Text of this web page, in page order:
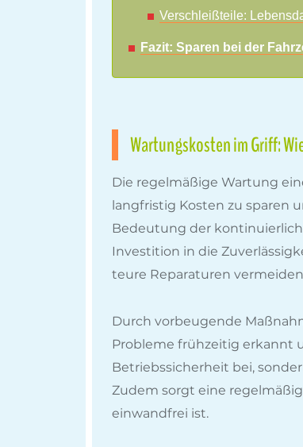
Verschleißteile:
Fazit: Sparen bei der
Wartungskosten im Griff:
Die regelmäßige Wartung
langfristig Kosten zu sparen
Bedeutung der
Investition in die
teure Reparaturen
Durch vorbeugende
Probleme frühzeitig erkannt
Betriebssicherheit bei,
Zudem sorgt eine
einwandfrei ist.